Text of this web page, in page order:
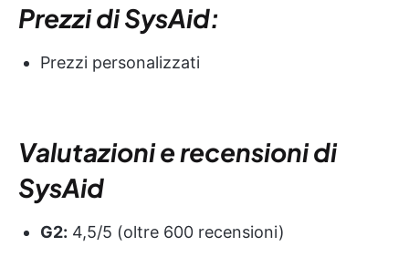
Prezzi di SysAid:
Prezzi personalizzati
Valutazioni e recensioni di
SysAid
G2: 4,5/5 (oltre 600 recensioni)